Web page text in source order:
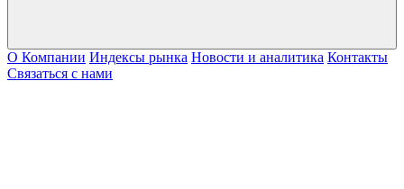
О Компании Индексы рынка Новости и аналитика Контакты
Связаться с нами